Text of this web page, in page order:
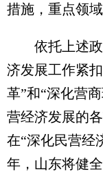
措施，重点领
依托上述政
济发展工作紧
革”和“深化营
营经济发展的
在“深化民营经
年，山东将健